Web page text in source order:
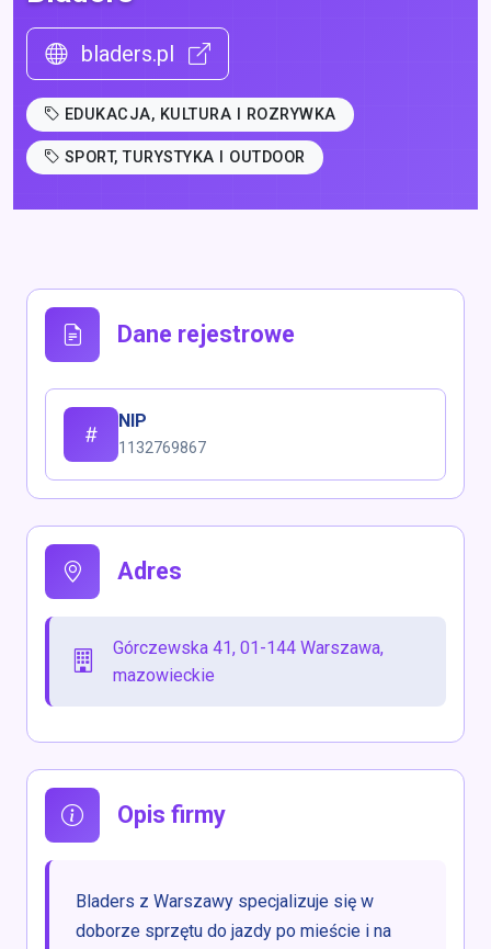
bladers.pl
EDUKACJA, KULTURA I ROZRYWKA
SPORT, TURYSTYKA I OUTDOOR
Dane rejestrowe
NIP
1132769867
Adres
Górczewska 41, 01-144 Warszawa,
mazowieckie
Opis firmy
Bladers z Warszawy specjalizuje się w
doborze sprzętu do jazdy po mieście i na